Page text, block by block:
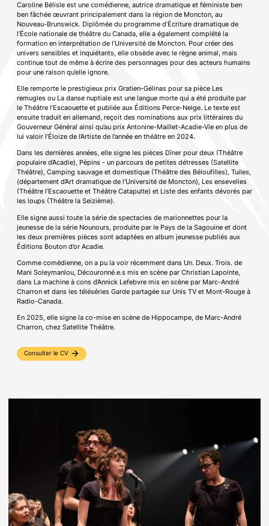
Caroline Bélisle est une comédienne, autrice dramatique et féministe ben
ben fâchée œuvrant principalement dans la région de Moncton, au
Nouveau-Brunswick. Diplômée du programme d’Écriture dramatique de
l’École nationale de théâtre du Canada, elle a également complété la
formation en interprétation de l’Université de Moncton. Pour créer des
univers sensibles et inquiétants, elle obsède avec le règne animal, mais
continue tout de même à écrire des personnages pour des acteurs humains
pour une raison qu’elle ignore.
Elle remporte le prestigieux prix Gratien-Gélinas pour sa pièce Les
remugles ou La danse nuptiale est une langue morte qui a été produite par
le Théâtre l’Escaouette et publiée aux Éditions Perce-Neige. Le texte est
ensuite traduit en allemand, reçoit des nominations aux prix littéraires du
Gouverneur Général ainsi qu’au prix Antonine-Maillet-Acadie-Vie en plus de
lui valoir l’Éloize de l’Artiste de l’année en théâtre en 2024.
Dans les dernières années, elle signe les pièces Dîner pour deux (Théâtre
populaire d’Acadie), Pépins - un parcours de petites détresses (Satellite
Théâtre), Camping sauvage et domestique (Théâtre des Béloufilles), Tuiles,
(département d’Art dramatique de l’Université de Moncton), Les ensevelies
(Théâtre l’Escaouette et Théâtre Catapulte) et Liste des enfants dévorés par
les loups (Théâtre la Seizième).
Elle signe aussi toute la série de spectacles de marionnettes pour la
jeunesse de la série Nounours, produite par le Pays de la Sagouine et dont
les deux premières pièces sont adaptées en album jeunesse publiés aux
Éditions Bouton d’or Acadie.
Comme comédienne, on a pu la voir récemment dans Un. Deux. Trois. de
Mani Soleymanlou, Découronné.e.s mis en scène par Christian Lapointe,
dans La machine à cons d’Annick Lefebvre mis en scène par Marc-André
Charron et dans les téléséries Garde partagée sur Unis TV et Mont-Rouge à
Radio-Canada.
En 2025, elle signe la co-mise en scène de Hippocampe, de Marc-André
Charron, chez Satellite Théâtre.
Consulter le CV arrow_forward